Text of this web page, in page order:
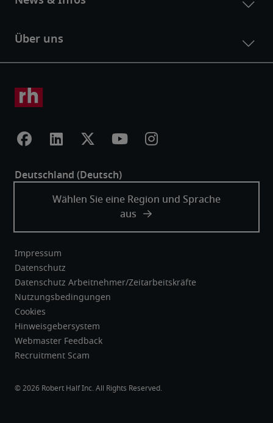
Impressum
Datenschutz
Datenschutz Arbeitnehmer/Zeitarbeitskräfte
Nutzungsbedingungen
Cookies
Hinweisgebersystem
Webmaster Feedback
Recruitment Scam